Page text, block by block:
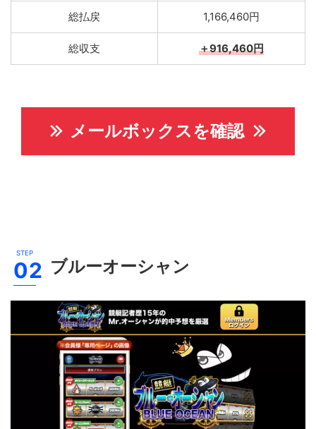
総払戻 1,166,460円
総収支 ＋916,460円
メールボックスを確認
ブルーオーシャン